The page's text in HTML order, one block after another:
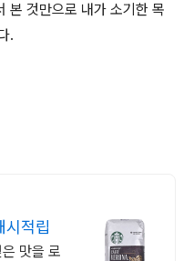
본 것만으로 내가 소기한 목
.
시적립
맛을 로